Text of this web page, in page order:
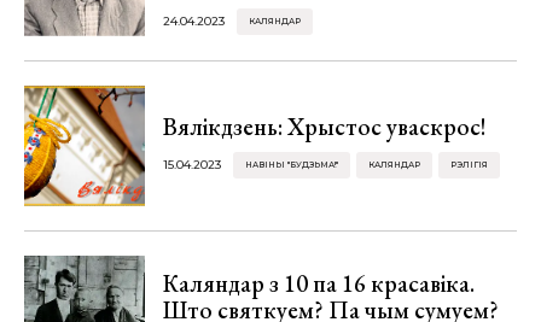
24.04.2023 КАЛЯНДАР
Вялікдзень: Хрыстос уваскрос!
15.04.2023 НАВІНЫ "БУДЗЬМА!" КАЛЯНДАР РЭЛІГІЯ
Каляндар з 10 па 16 красавіка.
Што святкуем? Па чым сумуем?